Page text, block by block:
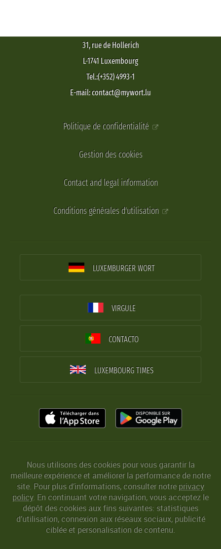
31, rue de Hollerich
L-1741 Luxembourg
Tel.:(+352) 4993-1
E-mail: contact@mywort.lu
Politique de confidentialité
Gestion des cookies
Contact and legal information
Conditions générales d'utilisation
LUXEMBURGER WORT
VIRGULE
CONTACTO
LUXEMBOURG TIMES
Nous utilisons des cookies pour vous garantir la
meilleure expérience et améliorer la performance de notre
site. Pour plus d’informations, consulter notreprivacy
policy. En continuant votre navigation, vous acceptez le
dépôt des cookies aux fins suivantes: statistiques
d’utilisation, connexion aux réseaux sociaux, publicité
ciblée et personalisation de contenu.